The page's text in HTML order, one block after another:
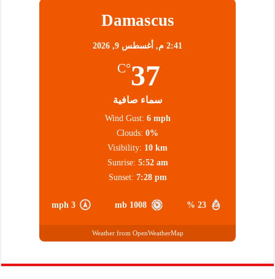
Damascus
2:41 م, أغسطس 9, 2026
37
°C
سماء صافية
23 %
1008 mb
3 mph
Wind Gust: 6 mph
Clouds: 0%
Visibility: 10 km
Sunrise: 5:52 am
Sunset: 7:28 pm
Weather from OpenWeatherMap